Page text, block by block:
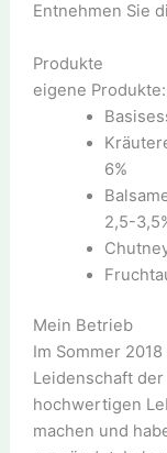
Entnehmen Sie
Produkte
eigene Produkte:
6%
2,5-
Mein Betrieb
Im Sommer
Leidenschaft
hochwertigen
machen und